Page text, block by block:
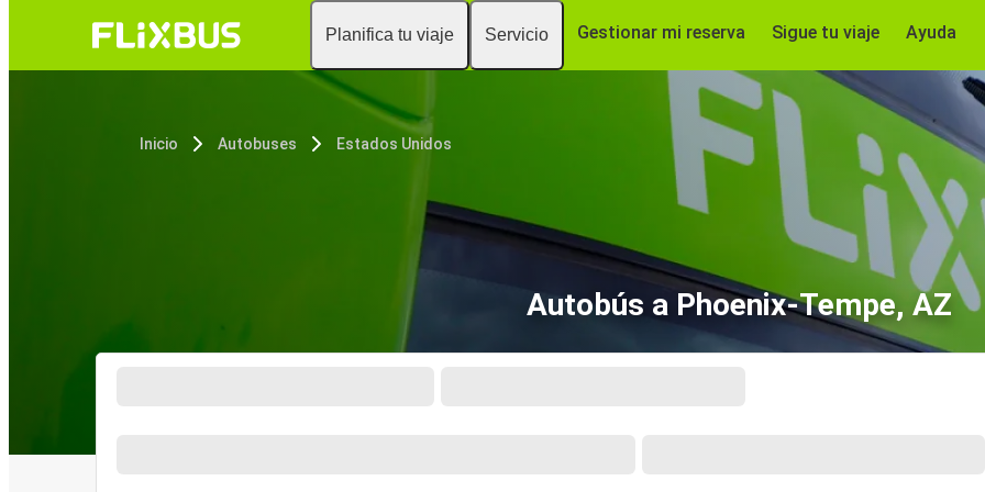
Planifica tu viaje Servicio Gestionar mi reserva Sigue tu viaje Ayuda
Inicio Autobuses Estados Unidos
Autobús a Phoenix-Tempe, AZ